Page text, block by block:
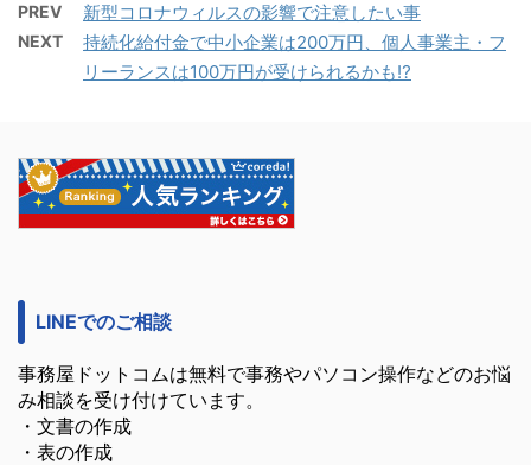
PREV 新型コロナウィルスの影響で注意したい事
NEXT
持続化給付金で中小企業は200万円、個人事業主・フ
リーランスは100万円が受けられるかも⁉
LINEでのご相談
事務屋ドットコムは無料で事務やパソコン操作などのお悩
み相談を受け付けています。
・文書の作成
・表の作成